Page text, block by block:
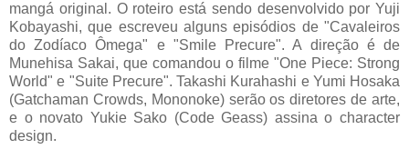
mangá original. O roteiro está sendo desenvolvido por Yuji
Kobayashi, que escreveu alguns episódios de "Cavaleiros
do Zodíaco Ômega" e "Smile Precure". A direção é de
Munehisa Sakai, que comandou o filme "One Piece: Strong
World" e "Suite Precure". Takashi Kurahashi e Yumi Hosaka
(Gatchaman Crowds, Mononoke) serão os diretores de arte,
e o novato Yukie Sako (Code Geass) assina o character
design.